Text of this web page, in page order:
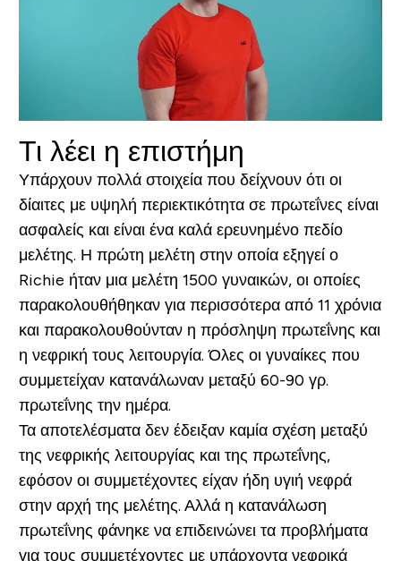
Τι λέει η επιστήμη
Υπάρχουν πολλά στοιχεία που δείχνουν ότι οι
δίαιτες με υψηλή περιεκτικότητα σε πρωτεΐνες είναι
ασφαλείς και είναι ένα καλά ερευνημένο πεδίο
μελέτης. Η πρώτη μελέτη στην οποία εξηγεί ο
Richie ήταν μια μελέτη 1500 γυναικών, οι οποίες
παρακολουθήθηκαν για περισσότερα από 11 χρόνια
και παρακολουθούνταν η πρόσληψη πρωτεΐνης και
η νεφρική τους λειτουργία. Όλες οι γυναίκες που
συμμετείχαν κατανάλωναν μεταξύ 60-90 γρ.
πρωτεΐνης την ημέρα.
Τα αποτελέσματα δεν έδειξαν καμία σχέση μεταξύ
της νεφρικής λειτουργίας και της πρωτεΐνης,
εφόσον οι συμμετέχοντες είχαν ήδη υγιή νεφρά
στην αρχή της μελέτης. Αλλά η κατανάλωση
πρωτεΐνης φάνηκε να επιδεινώνει τα προβλήματα
για τους συμμετέχοντες με υπάρχοντα νεφρικά